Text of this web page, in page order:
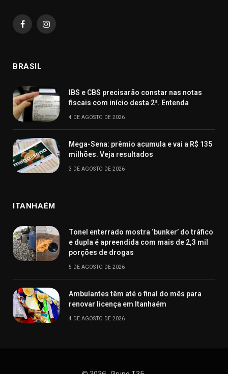
FacebookInstagram
BRASIL
IBS e CBS precisarão constar nas notas
fiscais com início desta 2ª. Entenda
4 DE AGOSTO DE 2026
Mega-Sena: prêmio acumula e vai a R$ 135
milhões. Veja resultados
3 DE AGOSTO DE 2026
ITANHAÉM
Tonel enterrado mostra ‘bunker’ do tráfico
e dupla é apreendida com mais de 2,3 mil
porções de drogas
5 DE AGOSTO DE 2026
Ambulantes têm até o final do mês para
renovar licença em Itanhaém
4 DE AGOSTO DE 2026